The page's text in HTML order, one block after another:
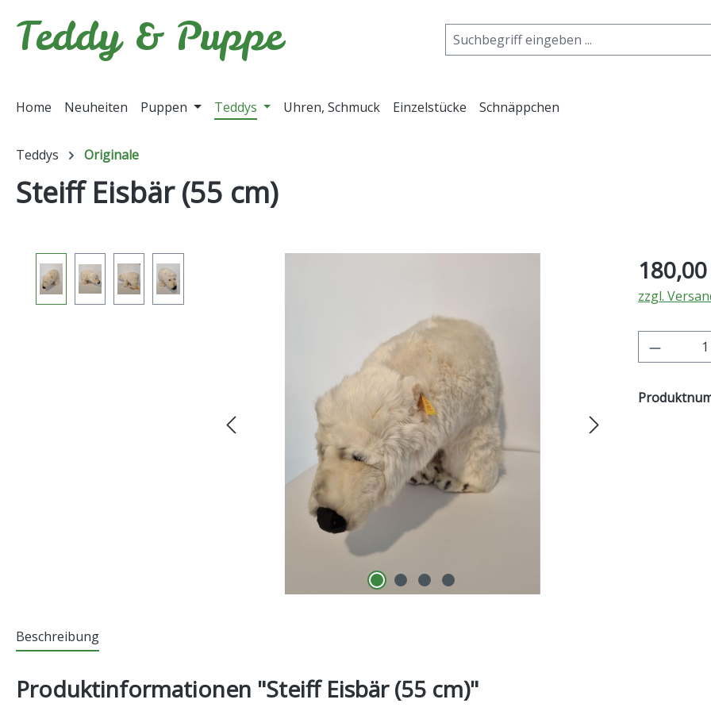
Hauptinhalt springen
Zur Suche springen
Zur Hauptnavigation springen
Teddy & Puppe
Home Neuheiten Puppen Teddys Uhren, Schmuck Einzelstücke Schnäppchen
Teddys Originale
Steiff Eisbär (55 cm)
Bildergalerie überspringen Regulärer
zzgl.
Beschreibung
Produktinformationen "Steiff Eisbär (55 cm)"